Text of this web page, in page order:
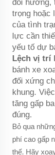
đổi hướng,
trọng hoặc
của tình
lực cần
yếu tố dự
Lệch vị trí
bánh xe
đối xứng
khung.
tăng gấp
đúng.
Bỏ qua
phí cao gấp
thế. Hãy